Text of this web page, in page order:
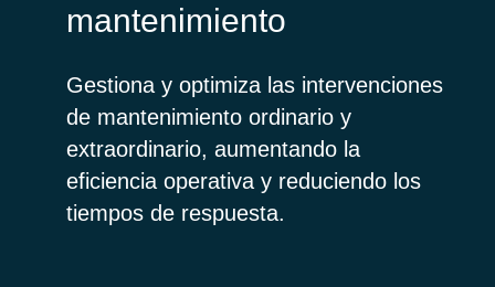
mantenimiento
Gestiona y optimiza las intervenciones
de mantenimiento ordinario y
extraordinario, aumentando la
eficiencia operativa y reduciendo los
tiempos de respuesta.